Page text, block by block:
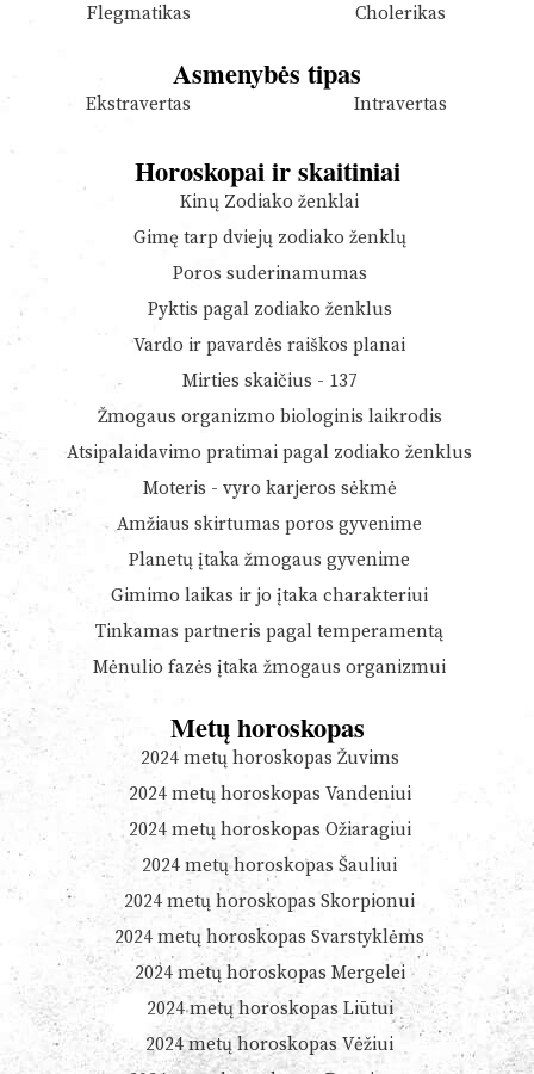
Flegmatikas
Cholerikas
Asmenybės tipas
Ekstravertas Intravertas
Horoskopai ir skaitiniai
Kinų Zodiako ženklai
Gimę tarp dviejų zodiako ženklų
Poros suderinamumas
Pyktis pagal zodiako ženklus
Vardo ir pavardės raiškos planai
Mirties skaičius - 137
Žmogaus organizmo biologinis laikrodis
Atsipalaidavimo pratimai pagal zodiako ženklus
Moteris - vyro karjeros sėkmė
Amžiaus skirtumas poros gyvenime
Planetų įtaka žmogaus gyvenime
Gimimo laikas ir jo įtaka charakteriui
Tinkamas partneris pagal temperamentą
Mėnulio fazės įtaka žmogaus organizmui
Metų horoskopas
2024 metų horoskopas Žuvims
2024 metų horoskopas Vandeniui
2024 metų horoskopas Ožiaragiui
2024 metų horoskopas Šauliui
2024 metų horoskopas Skorpionui
2024 metų horoskopas Svarstyklėms
2024 metų horoskopas Mergelei
2024 metų horoskopas Liūtui
2024 metų horoskopas Vėžiui